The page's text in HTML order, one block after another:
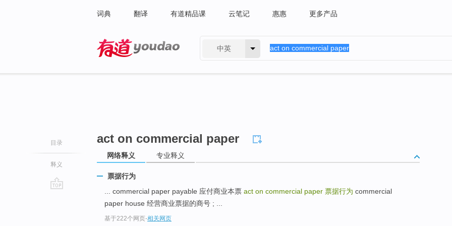
词典 翻译 有道精品课 云笔记 惠惠 更多产品
中英
目录
释义
act on commercial paper
网络释义 专业释义
票据行为
... commercial paper payable 应付商业本票 act on commercial paper 票据行为 commercial
paper house 经营商业票据的商号 ; ...
基于222个网页-相关网页